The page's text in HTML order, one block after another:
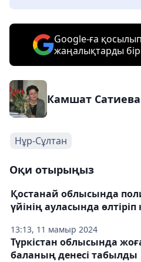
Google-ға
жаңалықтарды
Камшат Сатиева
Нұр-Сұлтан
Оқи отырыңыз
13:13, 11 мамыр 2024
Қостанай облысында
үйінің ауласында өлтіріп
Түркістан облысында
баланың денесі табылды